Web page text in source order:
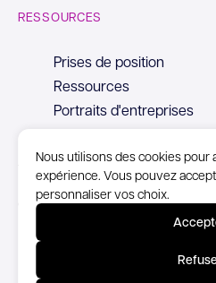
Nous utilisons des cookies pour
expérience. Vous pouvez
personnaliser vos choix.
RESSOURCES
Prises de position
Ressources
Portraits d'entreprises
© Copyright Syntec, 2026
Politique de confidentialité